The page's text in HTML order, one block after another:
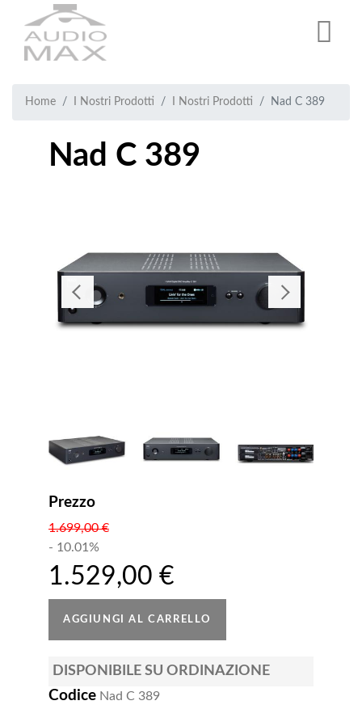
Breadcrumb
Briciole
pane
Home I Nostri Prodotti I Nostri Prodotti Nad C 389
Nad C 389
Prezzo
1.699,00 €
- 10.01%
1.529,00 €
DISPONIBILE SU ORDINAZIONE
Codice Nad C 389